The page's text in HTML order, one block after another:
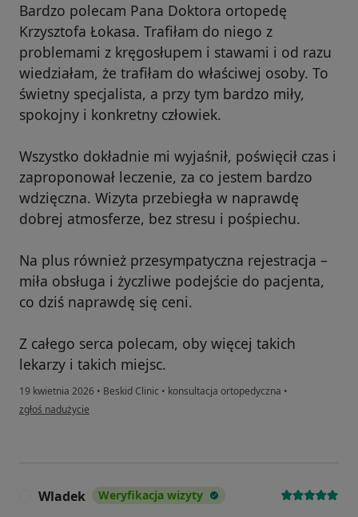
Bardzo polecam Pana Doktora ortopedę
Krzysztofa Łokasa. Trafiłam do niego z
problemami z kręgosłupem i stawami i od razu
wiedziałam, że trafiłam do właściwej osoby. To
świetny specjalista, a przy tym bardzo miły,
spokojny i konkretny człowiek.
Wszystko dokładnie mi wyjaśnił, poświęcił czas i
zaproponował leczenie, za co jestem bardzo
wdzięczna. Wizyta przebiegła w naprawdę
dobrej atmosferze, bez stresu i pośpiechu.
Na plus również przesympatyczna rejestracja –
miła obsługa i życzliwe podejście do pacjenta,
co dziś naprawdę się ceni.
Z całego serca polecam, oby więcej takich
lekarzy i takich miejsc.
19 kwietnia 2026 • Beskid Clinic • konsultacja ortopedyczna •
w opinii użytkownika Renata
zgłoś nadużycie
Wladek Weryfikacja wizyty